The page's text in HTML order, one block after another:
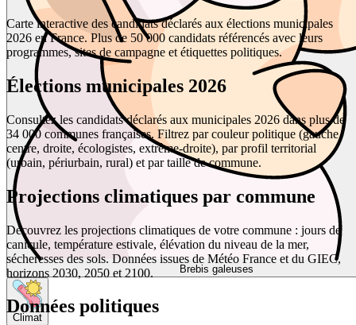
Brebis galeuses
Climat
Carte interactive des candidats déclarés aux élections municipales
2026 en France. Plus de 50 000 candidats référencés avec leurs
programmes, sites de campagne et étiquettes politiques.
Élections municipales 2026
Consultez les candidats déclarés aux municipales 2026 dans plus de
34 000 communes françaises. Filtrez par couleur politique (gauche,
centre, droite, écologistes, extrême-droite), par profil territorial
(urbain, périurbain, rural) et par taille de commune.
Projections climatiques par commune
Découvrez les projections climatiques de votre commune : jours de
canicule, température estivale, élévation du niveau de la mer,
sécheresses des sols. Données issues de Météo France et du GIEC,
horizons 2030, 2050 et 2100.
Données politiques